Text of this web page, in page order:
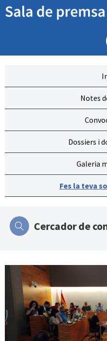
Notes
Dossiers i
Galeria
Fes la teva
Cercador de